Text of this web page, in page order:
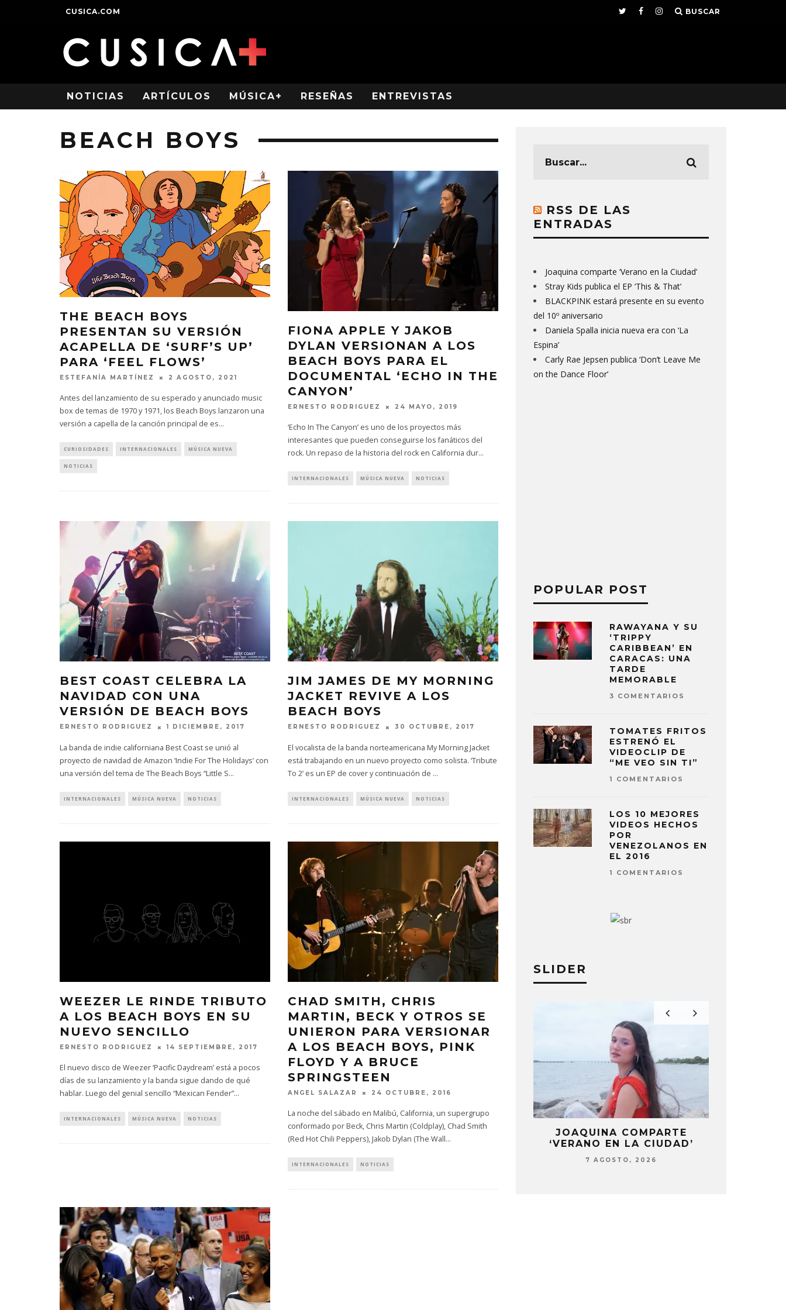
CUSICA.COM BUSCAR
NOTICIAS ARTÍCULOS MÚSICA+ RESEÑAS ENTREVISTAS
BEACH BOYS
THE BEACH BOYS
PRESENTAN SU VERSIÓN
ACAPELLA DE ‘SURF’S UP’
PARA ‘FEEL FLOWS’
ESTEFANÍA MARTÍNEZ 2 AGOSTO, 2021
Antes del lanzamiento de su esperado y anunciado music
box de temas de 1970 y 1971, los Beach Boys lanzaron una
versión a capella de la canción principal de es...
CURIOSIDADES INTERNACIONALES MÚSICA NUEVA
NOTICIAS
FIONA APPLE Y JAKOB
DYLAN VERSIONAN A LOS
BEACH BOYS PARA EL
DOCUMENTAL ‘ECHO IN THE
CANYON’
ERNESTO RODRIGUEZ 24 MAYO, 2019
‘Echo In The Canyon’ es uno de los proyectos más
interesantes que pueden conseguirse los fanáticos del
rock. Un repaso de la historia del rock en California dur...
INTERNACIONALES MÚSICA NUEVA NOTICIAS
BEST COAST CELEBRA LA
NAVIDAD CON UNA
VERSIÓN DE BEACH BOYS
ERNESTO RODRIGUEZ 1 DICIEMBRE, 2017
La banda de indie californiana Best Coast se unió al
proyecto de navidad de Amazon ‘Indie For The Holidays’ con
una versión del tema de The Beach Boys “Little S...
INTERNACIONALES MÚSICA NUEVA NOTICIAS
JIM JAMES DE MY MORNING
JACKET REVIVE A LOS
BEACH BOYS
ERNESTO RODRIGUEZ 30 OCTUBRE, 2017
El vocalista de la banda norteamericana My Morning Jacket
está trabajando en un nuevo proyecto como solista. ‘Tribute
To 2’ es un EP de cover y continuación de ...
INTERNACIONALES MÚSICA NUEVA NOTICIAS
WEEZER LE RINDE TRIBUTO
A LOS BEACH BOYS EN SU
NUEVO SENCILLO
ERNESTO RODRIGUEZ 14 SEPTIEMBRE, 2017
El nuevo disco de Weezer ‘Pacific Daydream’ está a pocos
días de su lanzamiento y la banda sigue dando de qué
hablar. Luego del genial sencillo “Mexican Fender”...
INTERNACIONALES MÚSICA NUEVA NOTICIAS
CHAD SMITH, CHRIS
MARTIN, BECK Y OTROS SE
UNIERON PARA VERSIONAR
A LOS BEACH BOYS, PINK
FLOYD Y A BRUCE
SPRINGSTEEN
ANGEL SALAZAR 24 OCTUBRE, 2016
La noche del sábado en Malibú, California, un supergrupo
conformado por Beck, Chris Martin (Coldplay), Chad Smith
(Red Hot Chili Peppers), Jakob Dylan (The Wall...
INTERNACIONALES NOTICIAS
RSS DE LAS
ENTRADAS
Joaquina comparte ‘Verano en la Ciudad’
Stray Kids publica el EP ‘This & That’
BLACKPINK estará presente en su evento
del 10º aniversario
Daniela Spalla inicia nueva era con ‘La
Espina’
Carly Rae Jepsen publica ‘Don’t Leave Me
on the Dance Floor’
POPULAR POST
RAWAYANA Y SU
‘TRIPPY
CARIBBEAN’ EN
CARACAS: UNA
TARDE
MEMORABLE
3 COMENTARIOS
TOMATES FRITOS
ESTRENÓ EL
VIDEOCLIP DE
“ME VEO SIN TI”
1 COMENTARIOS
LOS 10 MEJORES
VIDEOS HECHOS
POR
VENEZOLANOS EN
EL 2016
1 COMENTARIOS
SLIDER
MONET IN BLUE EXPLORA LA
FRAGILIDAD DEL TIEMPO
JOAQUINA COMPARTE
‘VERANO EN LA CIUDAD’
7 AGOSTO, 2026